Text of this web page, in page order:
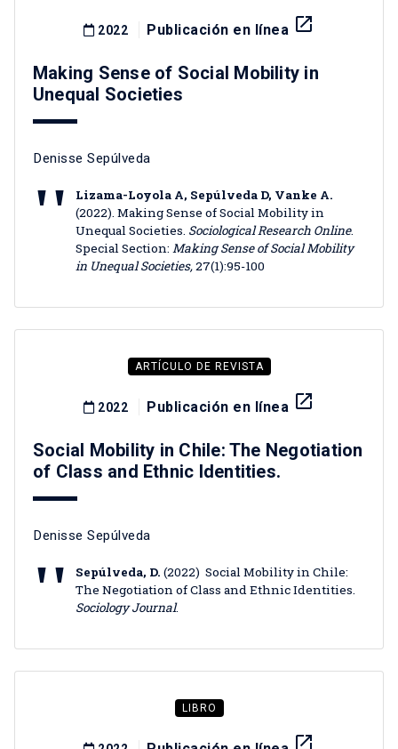
2022 Publicación en línea launch
Making Sense of Social Mobility in
Unequal Societies
Denisse Sepúlveda
Lizama-Loyola A, Sepúlveda D, Vanke A.
(2022). Making Sense of Social Mobility in
Unequal Societies. Sociological Research Online.
Special Section: Making Sense of Social Mobility
in Unequal Societies,27(1):95-100
ARTÍCULO DE REVISTA
2022 Publicación en línea launch
Social Mobility in Chile: The Negotiation
of Class and Ethnic Identities.
Denisse Sepúlveda
Sepúlveda, D. (2022) Social Mobility in Chile:
The Negotiation of Class and Ethnic Identities.
Sociology Journal.
LIBRO
launch